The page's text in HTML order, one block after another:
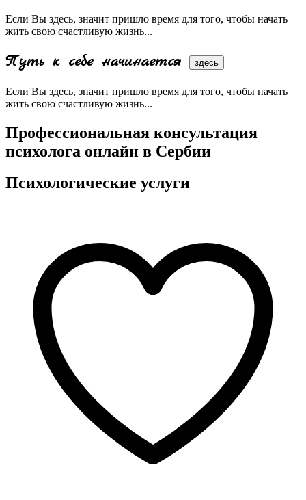
Если Вы здесь, значит пришло время для того, чтобы начать
жить свою счастливую жизнь...
Путь к себе начинается здесь
Если Вы здесь, значит пришло время для того, чтобы начать
жить свою счастливую жизнь...
Профессиональная консультация
психолога онлайн в Сербии
Психологические услуги